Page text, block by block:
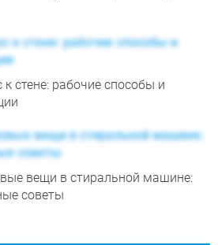
к стене: рабочие способы и
вещи в стиральной машине:
советы